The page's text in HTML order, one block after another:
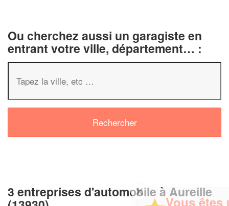
Ou cherchez aussi un garagiste en
entrant votre ville, département… :
3 entreprises d'automobile à Aureille
✕
Vous êtes un